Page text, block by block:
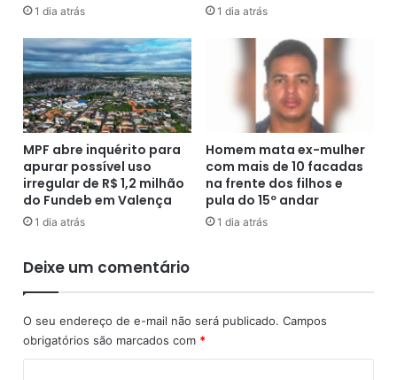
h
r
q
u
e
n
e
o
a
B
r
a
s
l
e
a
p
t
a
r
r
o
1 dia atrás 1 dia atrás
MPF abre inquérito para
apurar possível uso
irregular de R$ 1,2 milhão
do Fundeb em Valença
1 dia atrás
Homem mata ex-mulher
com mais de 10 facadas
na frente dos filhos e
pula do 15º andar
1 dia atrás
Deixe um comentário
O seu endereço de e-mail não será publicado. Campos
obrigatórios são marcados com *